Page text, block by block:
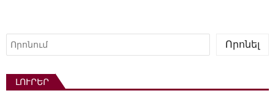
Որոնել
Որոնել
ԼՈՒՐԵՐ